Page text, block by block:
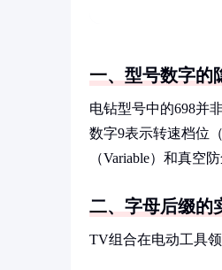
一、型号数字的
电钻型号中的698并
数字9表示转速档位
（Variable）和真空
二、字母后缀的
TV组合在电动工具